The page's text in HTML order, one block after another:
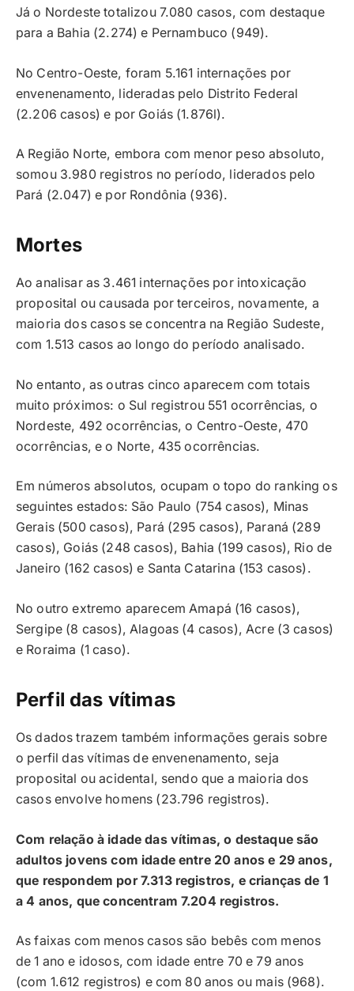
Já o Nordeste totalizou 7.080 casos, com destaque
para a Bahia (2.274) e Pernambuco (949).
No Centro-Oeste, foram 5.161 internações por
envenenamento, lideradas pelo Distrito Federal
(2.206 casos) e por Goiás (1.876l).
A Região Norte, embora com menor peso absoluto,
somou 3.980 registros no período, liderados pelo
Pará (2.047) e por Rondônia (936).
Mortes
Ao analisar as 3.461 internações por intoxicação
proposital ou causada por terceiros, novamente, a
maioria dos casos se concentra na Região Sudeste,
com 1.513 casos ao longo do período analisado.
No entanto, as outras cinco aparecem com totais
muito próximos: o Sul registrou 551 ocorrências, o
Nordeste, 492 ocorrências, o Centro-Oeste, 470
ocorrências, e o Norte, 435 ocorrências.
Em números absolutos, ocupam o topo do ranking os
seguintes estados: São Paulo (754 casos), Minas
Gerais (500 casos), Pará (295 casos), Paraná (289
casos), Goiás (248 casos), Bahia (199 casos), Rio de
Janeiro (162 casos) e Santa Catarina (153 casos).
No outro extremo aparecem Amapá (16 casos),
Sergipe (8 casos), Alagoas (4 casos), Acre (3 casos)
e Roraima (1 caso).
Perfil das vítimas
Os dados trazem também informações gerais sobre
o perfil das vítimas de envenenamento, seja
proposital ou acidental, sendo que a maioria dos
casos envolve homens (23.796 registros).
Com relação à idade das vítimas, o destaque são
adultos jovens com idade entre 20 anos e 29 anos,
que respondem por 7.313 registros, e crianças de 1
a 4 anos, que concentram 7.204 registros.
As faixas com menos casos são bebês com menos
de 1 ano e idosos, com idade entre 70 e 79 anos
(com 1.612 registros) e com 80 anos ou mais (968).